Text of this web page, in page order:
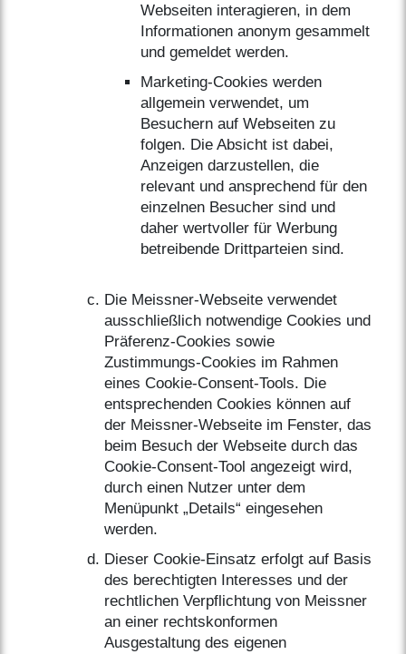
Webseiten interagieren, in dem
Informationen anonym gesammelt
und gemeldet werden.
Marketing-Cookies werden
allgemein verwendet, um
Besuchern auf Webseiten zu
folgen. Die Absicht ist dabei,
Anzeigen darzustellen, die
relevant und ansprechend für den
einzelnen Besucher sind und
daher wertvoller für Werbung
betreibende Drittparteien sind.
Die Meissner-Webseite verwendet
ausschließlich notwendige Cookies und
Präferenz-Cookies sowie
Zustimmungs-Cookies im Rahmen
eines Cookie-Consent-Tools. Die
entsprechenden Cookies können auf
der Meissner-Webseite im Fenster, das
beim Besuch der Webseite durch das
Cookie-Consent-Tool angezeigt wird,
durch einen Nutzer unter dem
Menüpunkt „Details“ eingesehen
werden.
Dieser Cookie-Einsatz erfolgt auf Basis
des berechtigten Interesses und der
rechtlichen Verpflichtung von Meissner
an einer rechtskonformen
Ausgestaltung des eigenen